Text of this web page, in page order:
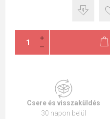
Csere és visszaküldés
30 napon belül